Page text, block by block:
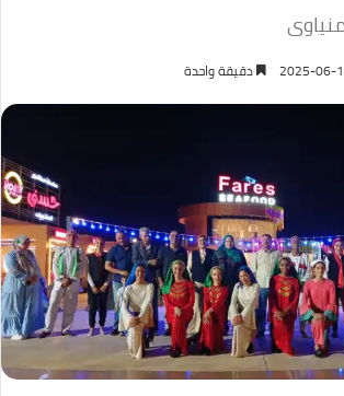
2025-06- دقيقة واحدة